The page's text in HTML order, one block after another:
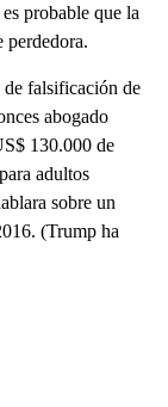
probable que la
perdedora.
falsificación de
abogado
130.000 de
adultos
sobre un
(Trump ha